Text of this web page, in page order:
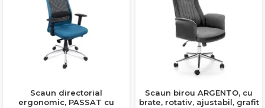
Scaun directorial
ergonomic, PASSAT cu
Scaun birou ARGENTO, cu
brate, rotativ, ajustabil, grafit